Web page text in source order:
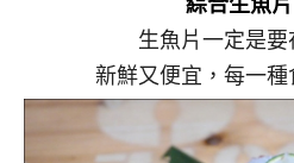
生魚片一定是
新鮮又便宜，每一種